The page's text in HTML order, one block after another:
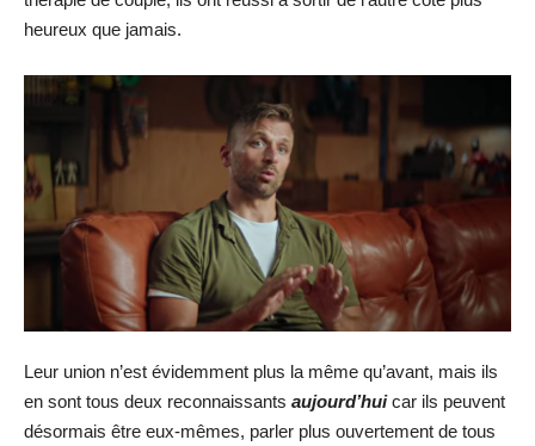
heureux que jamais.
Leur union n’est évidemment plus la même qu’avant, mais ils
en sont tous deux reconnaissants aujourd’huicar ils peuvent
désormais être eux-mêmes, parler plus ouvertement de tous